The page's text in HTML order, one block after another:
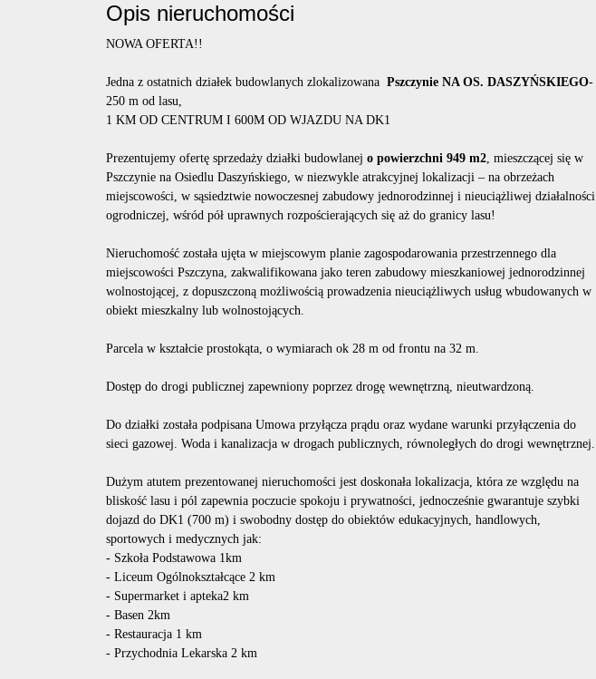
Opis nieruchomości
NOWA OFERTA!!
Jedna z ostatnich działek budowlanych zlokalizowana Pszczynie NA OS. DASZYŃSKIEGO-
250 m od lasu,
1 KM OD CENTRUM I 600M OD WJAZDU NA DK1
Prezentujemy ofertę sprzedaży działki budowlanej o powierzchni 949 m2, mieszczącej się w
Pszczynie na Osiedlu Daszyńskiego, w niezwykle atrakcyjnej lokalizacji – na obrzeżach
miejscowości, w sąsiedztwie nowoczesnej zabudowy jednorodzinnej i nieuciążliwej działalności
ogrodniczej, wśród pół uprawnych rozpościerających się aż do granicy lasu!
Nieruchomość została ujęta w miejscowym planie zagospodarowania przestrzennego dla
miejscowości Pszczyna, zakwalifikowana jako teren zabudowy mieszkaniowej jednorodzinnej
wolnostojącej, z dopuszczoną możliwością prowadzenia nieuciążliwych usług wbudowanych w
obiekt mieszkalny lub wolnostojących.
Parcela w kształcie prostokąta, o wymiarach ok 28 m od frontu na 32 m.
Dostęp do drogi publicznej zapewniony poprzez drogę wewnętrzną, nieutwardzoną.
Do działki została podpisana Umowa przyłącza prądu oraz wydane warunki przyłączenia do
sieci gazowej. Woda i kanalizacja w drogach publicznych, równoległych do drogi wewnętrznej.
Dużym atutem prezentowanej nieruchomości jest doskonała lokalizacja, która ze względu na
bliskość lasu i pól zapewnia poczucie spokoju i prywatności, jednocześnie gwarantuje szybki
dojazd do DK1 (700 m) i swobodny dostęp do obiektów edukacyjnych, handlowych,
sportowych i medycznych jak:
- Szkoła Podstawowa 1km
- Liceum Ogólnokształcące 2 km
- Supermarket i apteka2 km
- Basen 2km
- Restauracja 1 km
- Przychodnia Lekarska 2 km